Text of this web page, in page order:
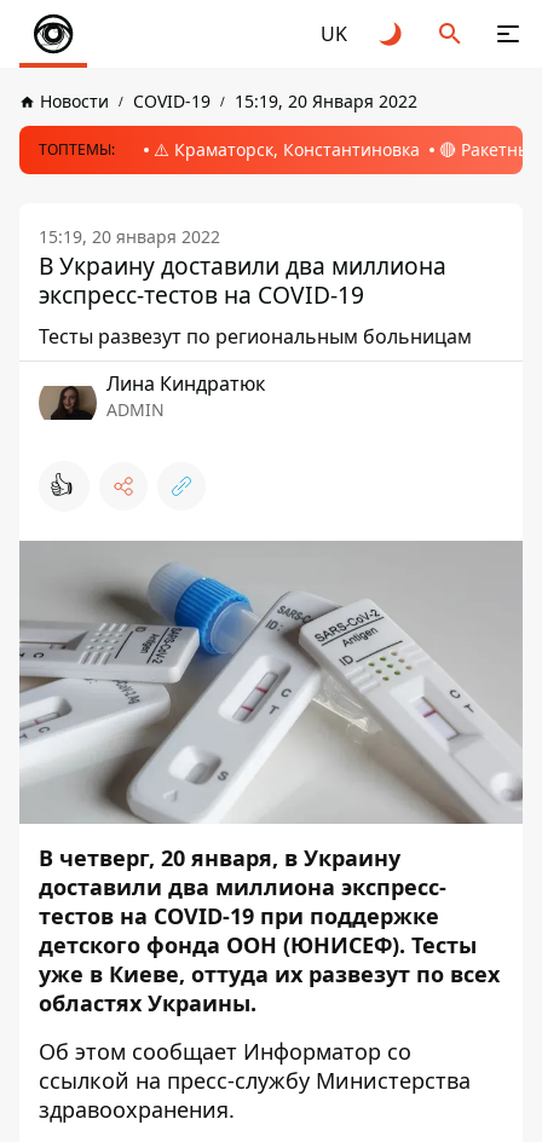
UK
Новости COVID-19 15:19, 20 Января 2022
ТОПТЕМЫ: ⚠️ Краматорск, Константиновка 🔴
15:19, 20 января 2022
В Украину доставили два миллиона
экспресс-тестов на COVID-19
Тесты развезут по региональным больницам
Лина Киндратюк
ADMIN
👍
В четверг, 20 января, в Украину
доставили два миллиона экспресс-
тестов на COVID-19 при поддержке
детского фонда ООН (ЮНИСЕФ). Тесты
уже в Киеве, оттуда их развезут по всех
областях Украины.
Об этом сообщает Информатор со
ссылкой на пресс-службу Министерства
здравоохранения.